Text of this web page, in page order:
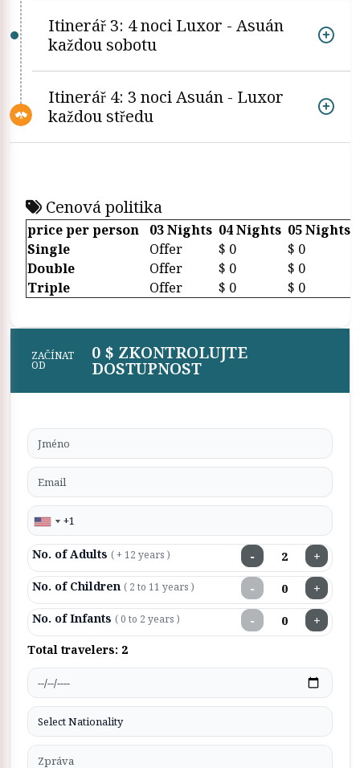
Itinerář 3: 4 noci Luxor - Asuán
každou sobotu
Itinerář 4: 3 noci Asuán - Luxor
každou středu
Cenová politika
price per person 03 Nights 04 Nights 05 Nights
Single
Offer $ 0 $ 0
Double
Offer $ 0 $ 0
Triple
Offer $ 0 $ 0
ZAČÍNAT
OD
0 $ ZKONTROLUJTE
DOSTUPNOST
No. of Adults ( + 12 years ) − +
No. of Children ( 2 to 11 years ) − +
No. of Infants ( 0 to 2 years ) − +
Total travelers: 2